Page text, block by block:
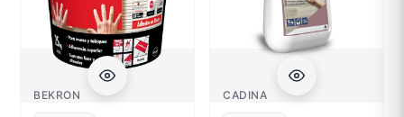
BEKRON CADINA